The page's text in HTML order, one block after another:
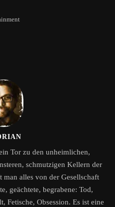
Tor zu den unheimlichen,
schmutzigen Kellern der
alles von der Gesellschaft
geächtete, begrabene: Tod,
Fetische, Obsession. Es ist eine